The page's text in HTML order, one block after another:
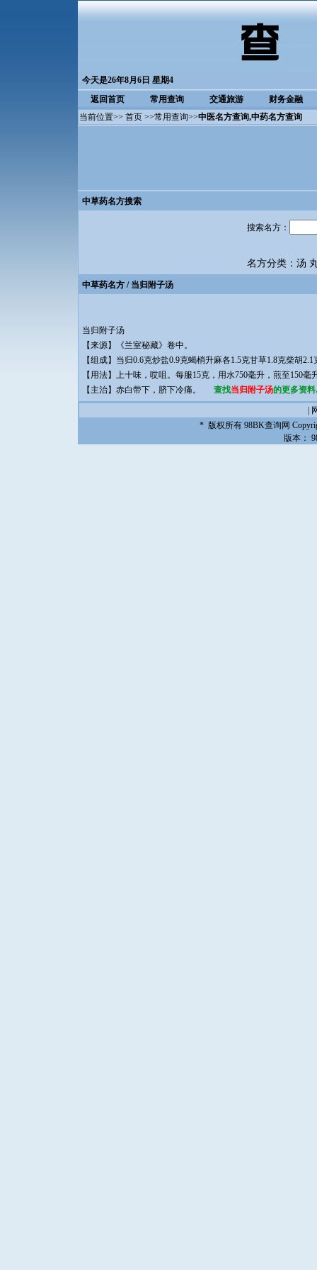
今天是26年8月6日 星期4
返回首页
常用查询 交通旅游
财务金融
当前位置>> 首页 >>常用查询>>中医名方查询,中药名方查询
中草药名方搜索
搜索名方：
名方分类： 汤
中草药名方 / 当归附子汤
当归附子汤
【来源】《兰室秘藏》卷中。
【组成】当归0.6克炒盐0.9克蝎梢升麻各1.5克甘草1.8克柴胡
【用法】上十味，哎咀。每服15克，用水750毫升，煎至150
【主治】赤白带下，脐下冷痛。
查找当归附子汤的更多资料
* 版权所有 98BK查询网
版本：